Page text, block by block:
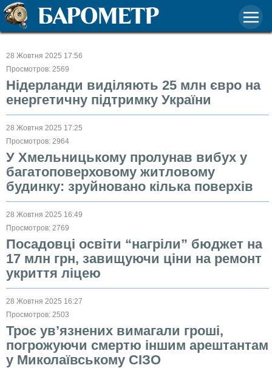
28 Жовтня 2025 17:56
Просмотров: 2569
Нідерланди виділяють 25 млн євро на
енергетичну підтримку України
28 Жовтня 2025 17:25
Просмотров: 2964
У Хмельницькому пролунав вибух у
багатоповерховому житловому
будинку: зруйновано кілька поверхів
28 Жовтня 2025 16:49
Просмотров: 2769
Посадовці освіти “нагріли” бюджет на
17 млн грн, завищуючи ціни на ремонт
укриття ліцею
28 Жовтня 2025 16:27
Просмотров: 2503
Троє ув’язнених вимагали гроші,
погрожуючи смертю іншим арештантам
у Миколаївському СІЗО